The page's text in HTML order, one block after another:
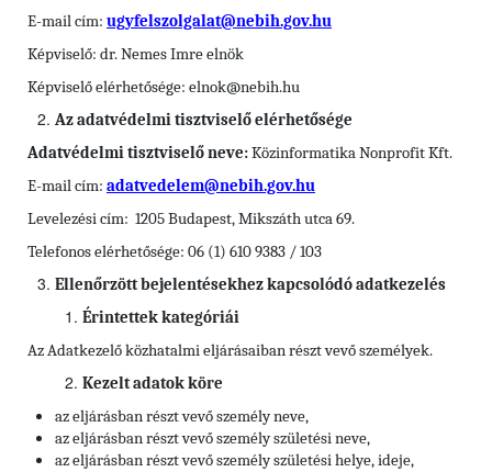
E-mail cím: ugyfelszolgalat@nebih.gov.hu
Képviselő: dr. Nemes Imre elnök
Képviselő elérhetősége: elnok@nebih.hu
Az adatvédelmi tisztviselő elérhetősége
Adatvédelmi tisztviselő neve:Közinformatika Nonprofit Kft.
E-mail cím: adatvedelem@nebih.gov.hu
Levelezési cím: 1205 Budapest, Mikszáth utca 69.
Telefonos elérhetősége: 06 (1) 610 9383 / 103
Ellenőrzött bejelentésekhez kapcsolódó adatkezelés
Érintettek kategóriái
Az Adatkezelő közhatalmi eljárásaiban részt vevő személyek.
Kezelt adatok köre
az eljárásban részt vevő személy neve,
az eljárásban részt vevő személy születési neve,
az eljárásban részt vevő személy születési helye, ideje,